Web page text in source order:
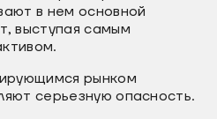
в нем основной
выступая самым
рынком
серьезную опасность.